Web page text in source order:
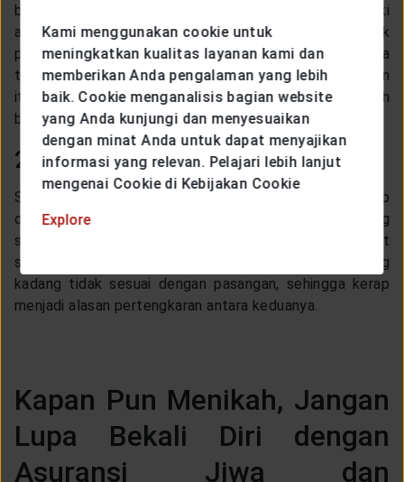
berumur adalah tingginya tekanan untuk segera memiliki
anak. Tekanan ini terutama dihadapi oleh pihak
perempuan, disebabkan karena bertambahnya usia, maka
tingkat kesuburannya juga akan makin berkurang. Selain
itu, hamil di usia yang sudah berumur juga terbilang lebih
berisiko.
2. Kebiasaan yang Sulit Diubah
Saat sudah mencapai umur yang matang, maka setiap
orang sudah memiliki rutinitas atau kebiasaan yang
sifatnya sulit untuk diubah, apalagi jika mengingat
selama ini dia hidup sendirian. Nah, kebiasaan inilah yang
kadang tidak sesuai dengan pasangan, sehingga kerap
menjadi alasan pertengkaran antara keduanya.
Kapan Pun Menikah, Jangan
Lupa Bekali Diri dengan
Asuransi Jiwa dan
Kami menggunakan cookie untuk
meningkatkan kualitas layanan kami dan
memberikan Anda pengalaman yang lebih
baik. Cookie menganalisis bagian website
yang Anda kunjungi dan menyesuaikan
dengan minat Anda untuk dapat menyajikan
informasi yang relevan. Pelajari lebih lanjut
mengenai Cookie di Kebijakan Cookie
Explore